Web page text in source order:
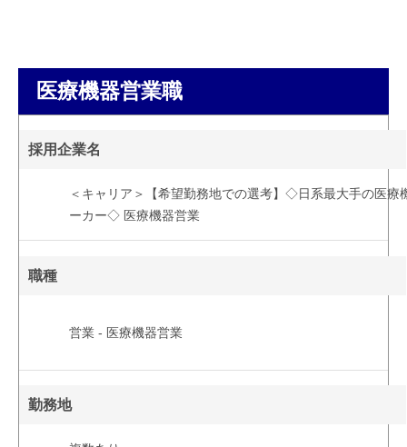
医療機器営業職
採用企業名
＜キャリア＞【希望勤務地での選考】◇日系最大手の医療
ーカー◇ 医療機器営業
職種
営業 - 医療機器営業
勤務地